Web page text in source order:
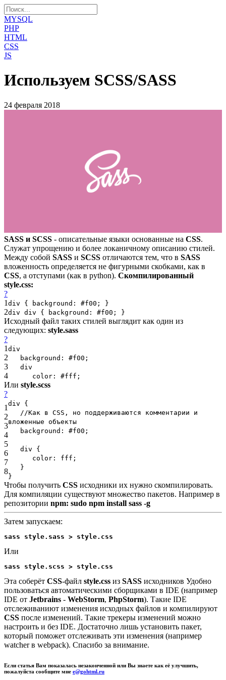
MYSQL
PHP
HTML
CSS
JS
Используем SCSS/SASS
24 февраля 2018
SASS и SCSS - описательные языки основанные на CSS.
Служат упрощению и более локаничному описанию стилей.
Между собой SASS и SCSS отличаются тем, что в SASS
вложенность определяется не фигурными скобками, как в
CSS, а отступами (как в python). Скомпилированный
style.css:
?
1
2
div { background : #f00 ; }
div div {
background : #f00 ; }
Исходный файл таких стилей выглядит как один из
следующих: style.sass
?
1
2
3
4
div
background : #f00 ;
div
color : #fff ;
Или style.scss
?
1
2
3
4
5
6
7
8
div {
//Как в CSS, но поддерживаются комментарии и
вложенные объекты
background : #f00 ;
div {
color : fff;
}
}
Чтобы получить CSS исходники их нужно скомпилировать.
Для компиляции существуют множество пакетов. Например в
репозитории npm: sudo npm install sass -g
Затем запускаем:
sass style.sass > style.css
Или
sass style.scss > style.css
Эта соберёт CSS-файл style.css из SASS исходников Удобно
пользоваться автоматическими сборщиками в IDE (например
IDE от Jetbrains - WebStorm, PhpStorm). Такие IDE
отслеживаниют изменения исходных файлов и компилируют
CSS после изменений. Такие трекеры изменений можно
настроить и без IDE. Достаточно лишь установить пакет,
который поможет отслеживать эти изменения (например
watcher в webpack). Спасибо за внимание.
Если статья Вам показалась незаконченной или Вы знаете как её улучшить,
пожалуйста сообщите мне e@gohtml.ru